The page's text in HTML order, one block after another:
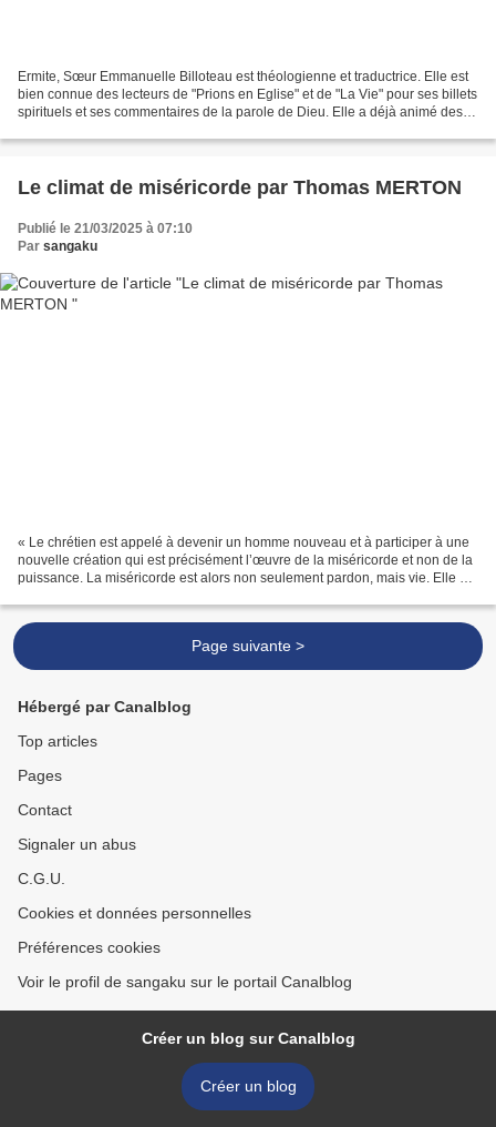
Ermite, Sœur Emmanuelle Billoteau est théologienne et traductrice. Elle est
bien connue des lecteurs de "Prions en Eglise" et de "La Vie" pour ses billets
spirituels et ses commentaires de la parole de Dieu. Elle a déjà animé des
Le climat de miséricorde par Thomas MERTON
Publié le 21/03/2025 à 07:10
Par sangaku
« Le chrétien est appelé à devenir un homme nouveau et à participer à une
nouvelle création qui est précisément l’œuvre de la miséricorde et non de la
puissance. La miséricorde est alors non seulement pardon, mais vie. Elle est
Page suivante >
Hébergé par Canalblog
Top articles
Pages
Contact
Signaler un abus
C.G.U.
Cookies et données personnelles
Préférences cookies
Voir le profil de sangaku sur le portail Canalblog
Créer un blog sur Canalblog
Créer un blog